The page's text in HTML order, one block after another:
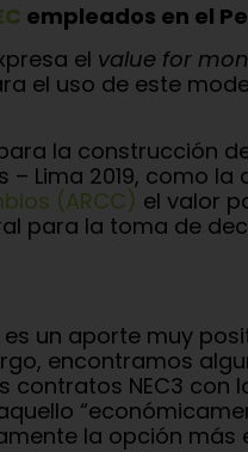
empleados en el
el value for
el uso de este
la construcción
Lima 2019, como la
(ARCC) el valor
para la toma de
un aporte muy
encontramos
contratos NEC3 con
la opción más